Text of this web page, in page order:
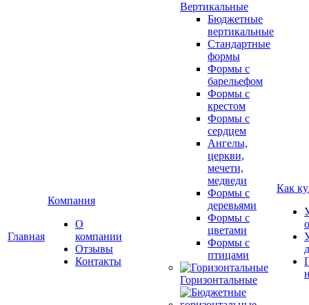
Главная
Компания
О
компании
Отзывы
Контакты
Вертикальные
Бюджетные
вертикальные
Стандартные
формы
Формы с
барельефом
Формы с
крестом
Формы с
сердцем
Ангелы,
церкви,
мечети,
медведи
Формы с
деревьями
Формы с
цветами
Формы с
птицами
Горизонтальные
Как